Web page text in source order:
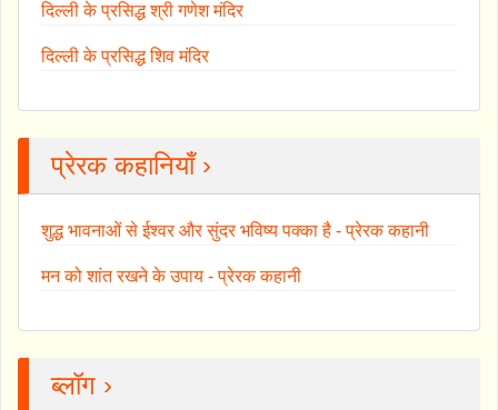
दिल्ली के प्रसिद्ध श्री गणेश मंदिर
दिल्ली के प्रसिद्ध शिव मंदिर
प्रेरक कहानियाँ ›
शुद्ध भावनाओं से ईश्वर और सुंदर भविष्य पक्का है - प्रेरक कहानी
मन को शांत रखने के उपाय - प्रेरक कहानी
ब्लॉग ›